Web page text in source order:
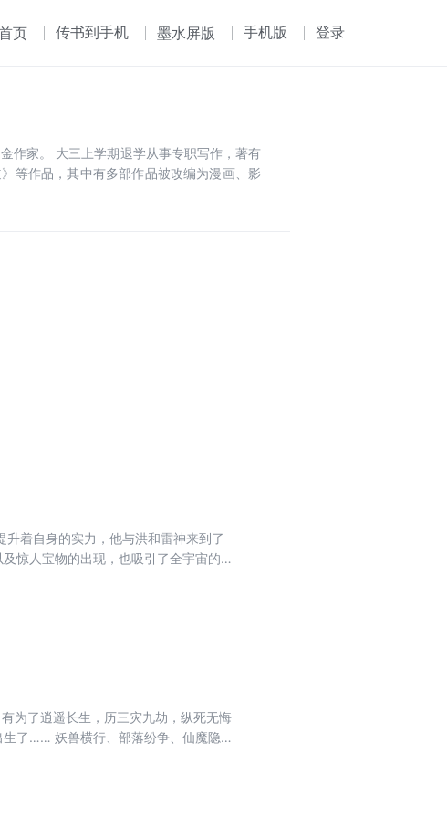
页 传书到手机 墨水屏版 手机版 登录
作家。 大三上学期退学从事专职写作，著有
等作品，其中有多部作品被改编为漫画、影
着自身的实力，他与洪和雷神来到了
惊人宝物的出现，也吸引了全宇宙的